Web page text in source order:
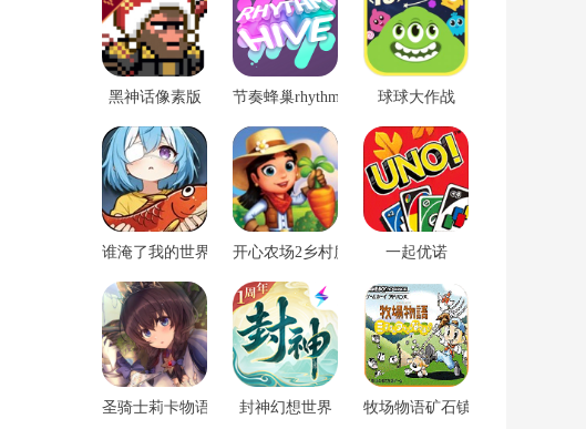
黑神话像素版 节奏蜂巢rhythm hive 球球大作战
谁淹了我的世界游戏开心农场2乡村度假中文版一起优诺
圣骑士莉卡物语安卓手游封神幻想世界 牧场物语矿石镇的伙伴们男孩版